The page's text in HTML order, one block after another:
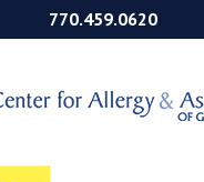
770.459.0620